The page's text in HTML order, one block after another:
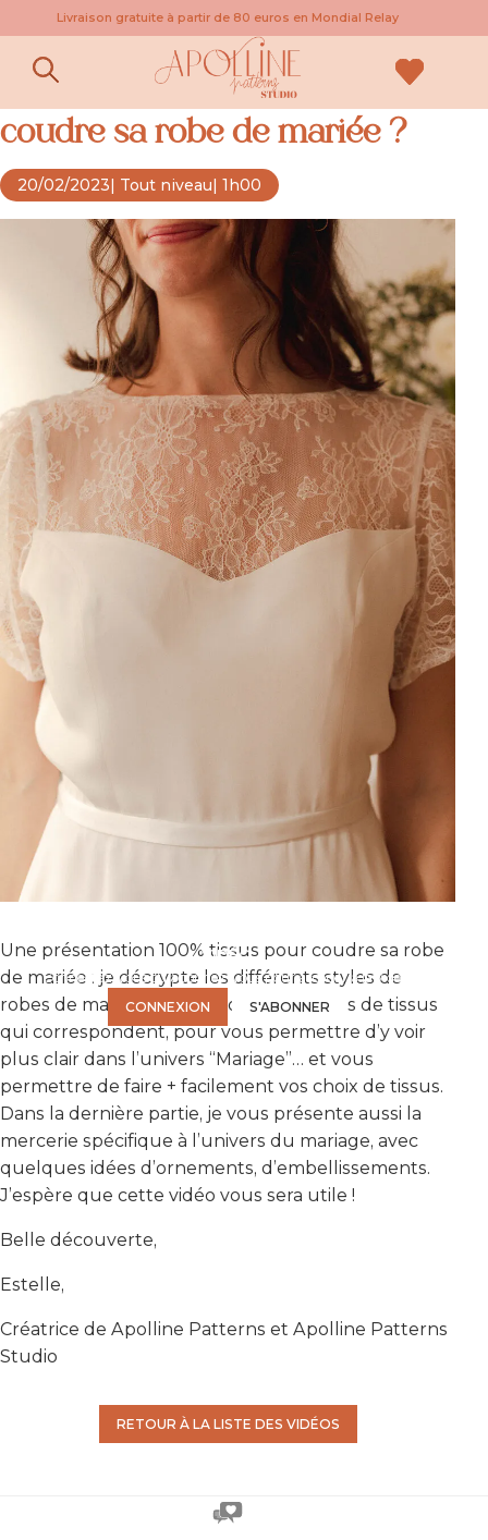
Livraison gratuite à partir de 80 euros en Mondial Relay
Quels tissus choisir pour
coudre sa robe de mariée ?
20/02/2023| Tout niveau| 1h00
VIDÉO.
Connectez-vous ou abonnez-vous pour accéder à la vidéo.
CONNEXION
S'ABONNER
Une présentation 100% tissus pour coudre sa robe
de mariée : je décrypte les différents styles de
robes de mariée et vous donne les noms de tissus
qui correspondent, pour vous permettre d’y voir
plus clair dans l’univers “Mariage”… et vous
permettre de faire + facilement vos choix de tissus.
Dans la dernière partie, je vous présente aussi la
mercerie spécifique à l’univers du mariage, avec
quelques idées d’ornements, d’embellissements.
J’espère que cette vidéo vous sera utile !
Belle découverte,
Estelle,
Créatrice de Apolline Patterns et Apolline Patterns
Studio
RETOUR À LA LISTE DES VIDÉOS